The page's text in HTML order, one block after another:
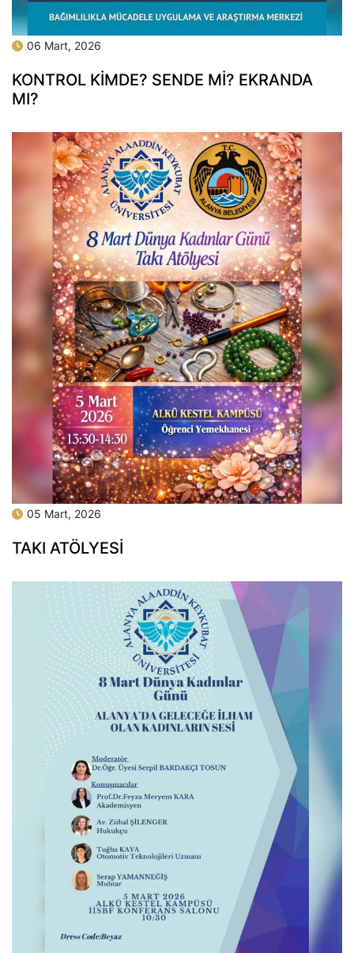
06 Mart, 2026
KONTROL KİMDE? SENDE Mİ? EKRANDA
MI?
05 Mart, 2026
TAKI ATÖLYESI